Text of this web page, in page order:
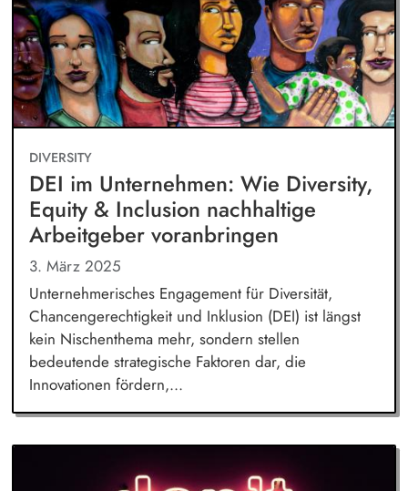
DIVERSITY
DEI im Unternehmen: Wie Diversity,
Equity & Inclusion nachhaltige
Arbeitgeber voranbringen
3. März 2025
Unternehmerisches Engagement für Diversität,
Chancengerechtigkeit und Inklusion (DEI) ist längst
kein Nischenthema mehr, sondern stellen
bedeutende strategische Faktoren dar, die
Innovationen fördern,...